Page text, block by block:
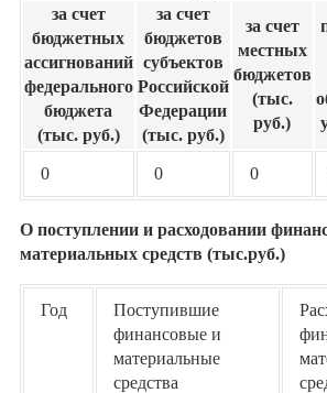
за счет
бюджетных
ассигнований
федерального
бюджета
(тыс. руб.)
за счет
бюджетов
субъектов
Российской
Федерации
(тыс. руб.)
за счет
местных
бюджетов
(тыс.
руб.)
0 0 0
О поступлении и расходовании
материальных средств (тыс.руб.)
Год
Поступившие
финансовые и
материальные
средства